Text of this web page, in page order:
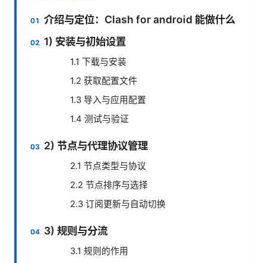
介绍与定位：Clash for android 能做什么
1) 安装与初始设置
1.1 下载与安装
1.2 获取配置文件
1.3 导入与应用配置
1.4 测试与验证
2) 节点与代理协议管理
2.1 节点类型与协议
2.2 节点排序与选择
2.3 订阅更新与自动切换
3) 规则与分流
3.1 规则的作用